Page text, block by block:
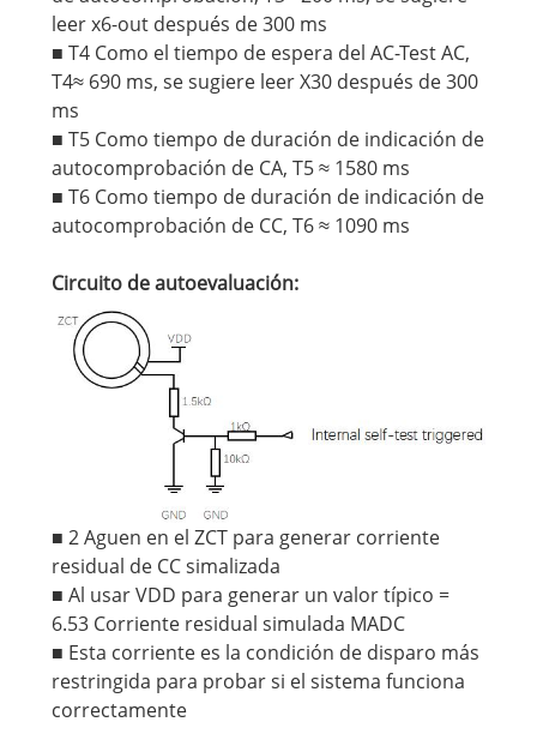
leer x6-out después de 300 ms
■ T4 Como el tiempo de espera del AC-Test AC,
T4≈ 690 ms, se sugiere leer X30 después de 300
ms
■ T5 Como tiempo de duración de indicación de
autocomprobación de CA, T5 ≈ 1580 ms
■ T6 Como tiempo de duración de indicación de
autocomprobación de CC, T6 ≈ 1090 ms
Circuito de autoevaluación:
■ 2 Aguen en el ZCT para generar corriente
residual de CC simalizada
■ Al usar VDD para generar un valor típico =
6.53 Corriente residual simulada MADC
■ Esta corriente es la condición de disparo más
restringida para probar si el sistema funciona
correctamente